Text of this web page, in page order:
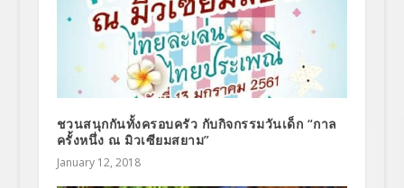
ชวนสนุกกันทั้งครอบครัว กับกิจกรรมวันเด็ก “กาล
ครั้งหนึ่ง ณ มิวเซียมสยาม”
January 12, 2018